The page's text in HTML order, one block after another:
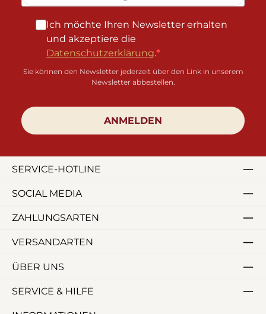
Ich möchte Ihren Newsletter erhalten
und akzeptiere die
Datenschutzerklärung.
Sie können den Newsletter jederzeit über den Link in unserem
Newsletter abbestellen.
ANMELDEN
SERVICE-HOTLINE
SOCIAL MEDIA
ZAHLUNGSARTEN
VERSANDARTEN
ÜBER UNS
SERVICE & HILFE